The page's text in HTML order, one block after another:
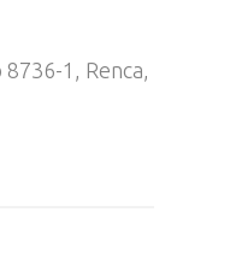
1, Renca,